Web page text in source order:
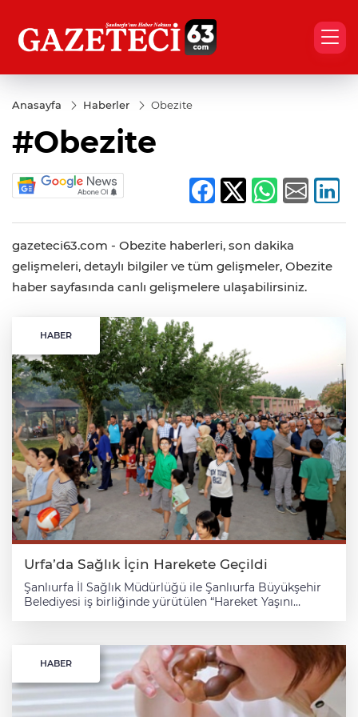
Anasayfa Haberler Obezite
#Obezite
gazeteci63.com - Obezite haberleri, son dakika
gelişmeleri, detaylı bilgiler ve tüm gelişmeler, Obezite
haber sayfasında canlı gelişmelere ulaşabilirsiniz.
HABER
Urfa’da Sağlık İçin Harekete Geçildi
Şanlıurfa İl Sağlık Müdürlüğü ile Şanlıurfa Büyükşehir
Belediyesi iş birliğinde yürütülen “Hareket Yaşını
etkinliği gerçekleştirildi. Etkinlikte Anne ve Çocuk
Sağlığı, Emzirme, Akılcı İlaç Kullanımı, Bulaşıcı
Hastalıklar ve Aşı Farkındalığı, Obezite ile Önlenebilir
Kanserler konusunda bilgilendirmeler yapıldı. Kurulan
stantlarda vatandaşların çeşitli sağlık taramaları ve
HABER